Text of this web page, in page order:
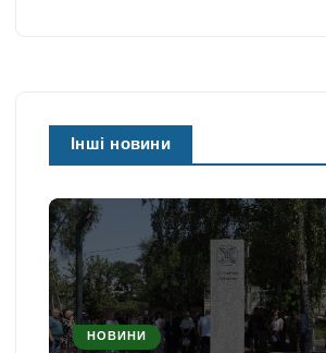
Інші новини
НОВИНИ